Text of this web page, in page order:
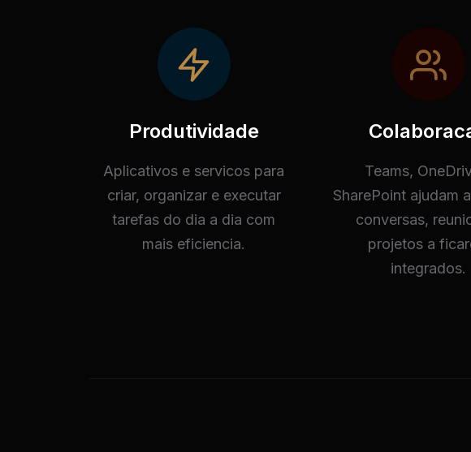
Produtividade
Aplicativos e servicos para
criar, organizar e executar
tarefas do dia a dia com
mais eficiencia.
Teams,
SharePoint ajudam
conversas,
projetos a
integrados.